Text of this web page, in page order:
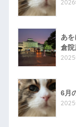
2026
あ
倉院
2025
6月
2025